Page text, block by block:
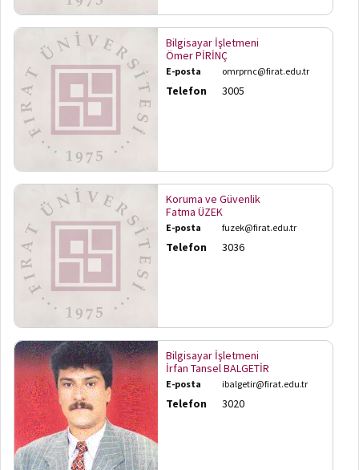
Bilgisayar İşletmeni
Ömer PİRİNÇ
E-posta omrprnc@firat.edu.tr
Telefon 3005
Koruma ve Güvenlik
Fatma ÜZEK
E-posta fuzek@firat.edu.tr
Telefon 3036
Bilgisayar İşletmeni
İrfan Tansel BALGETİR
E-posta ibalgetir@firat.edu.tr
Telefon 3020